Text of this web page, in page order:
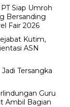
Siap Umroh
Bersanding
Fair 2026
Kutim,
ASN
Tersangka
Guru
Ambil Bagian